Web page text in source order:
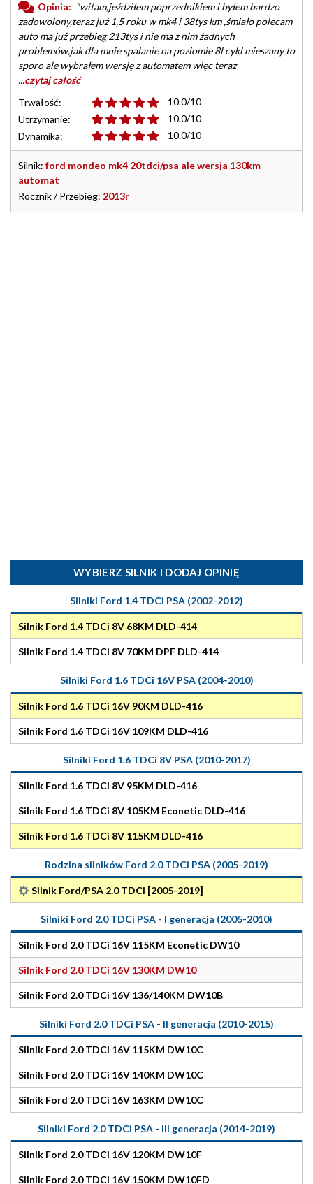
Opinia: "witam,jeździłem poprzednikiem i byłem bardzo
zadowolony,teraz już 1,5 roku w mk4 i 38tys km ,śmiało polecam
auto ma już przebieg 213tys i nie ma z nim żadnych
problemów,jak dla mnie spalanie na poziomie 8l cykl mieszany to
sporo ale wybrałem wersję z automatem więc teraz
...czytaj całość
Trwałość:
10.0/10
Utrzymanie:
10.0/10
Dynamika:
10.0/10
Silnik: ford mondeo mk4 20tdci/psa ale wersja 130km
automat
Rocznik / Przebieg: 2013r
WYBIERZ SILNIK I DODAJ OPINIĘ
Silniki Ford 1.4 TDCi PSA (2002-2012)
Silnik Ford 1.4 TDCi 8V 68KM DLD-414
Silnik Ford 1.4 TDCi 8V 70KM DPF DLD-414
Silniki Ford 1.6 TDCi 16V PSA (2004-2010)
Silnik Ford 1.6 TDCi 16V 90KM DLD-416
Silnik Ford 1.6 TDCi 16V 109KM DLD-416
Silniki Ford 1.6 TDCi 8V PSA (2010-2017)
Silnik Ford 1.6 TDCi 8V 95KM DLD-416
Silnik Ford 1.6 TDCi 8V 105KM Econetic DLD-416
Silnik Ford 1.6 TDCi 8V 115KM DLD-416
Rodzina silników Ford 2.0 TDCi PSA (2005-2019)
Silnik Ford/PSA 2.0 TDCi [2005-2019]
Silniki Ford 2.0 TDCi PSA - I generacja (2005-2010)
Silnik Ford 2.0 TDCi 16V 115KM Econetic DW10
Silnik Ford 2.0 TDCi 16V 130KM DW10
Silnik Ford 2.0 TDCi 16V 136/140KM DW10B
Silniki Ford 2.0 TDCi PSA - II generacja (2010-2015)
Silnik Ford 2.0 TDCi 16V 115KM DW10C
Silnik Ford 2.0 TDCi 16V 140KM DW10C
Silnik Ford 2.0 TDCi 16V 163KM DW10C
Silniki Ford 2.0 TDCi PSA - III generacja (2014-2019)
Silnik Ford 2.0 TDCi 16V 120KM DW10F
Silnik Ford 2.0 TDCi 16V 150KM DW10FD